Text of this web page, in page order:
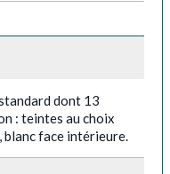
dont 13
: teintes au choix
blanc face intérieure.